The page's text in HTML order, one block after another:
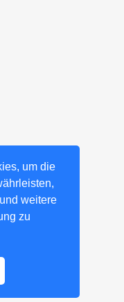
um die
weitere
zu